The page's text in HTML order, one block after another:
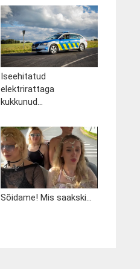
Iseehitatud
elektrirattaga
kukkunud...
Sõidame! Mis saakski...